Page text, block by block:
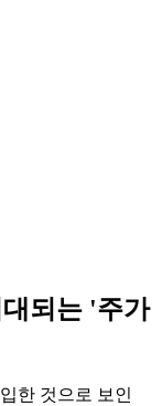
되는 '주가
한 것으로 보인